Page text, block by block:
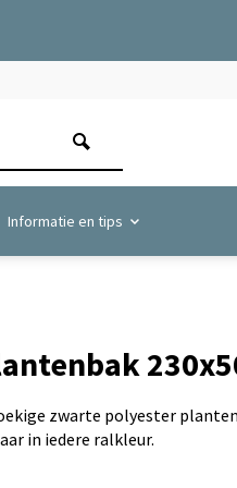
Informatie en tips
zwarte polyester
in iedere ralkleur.